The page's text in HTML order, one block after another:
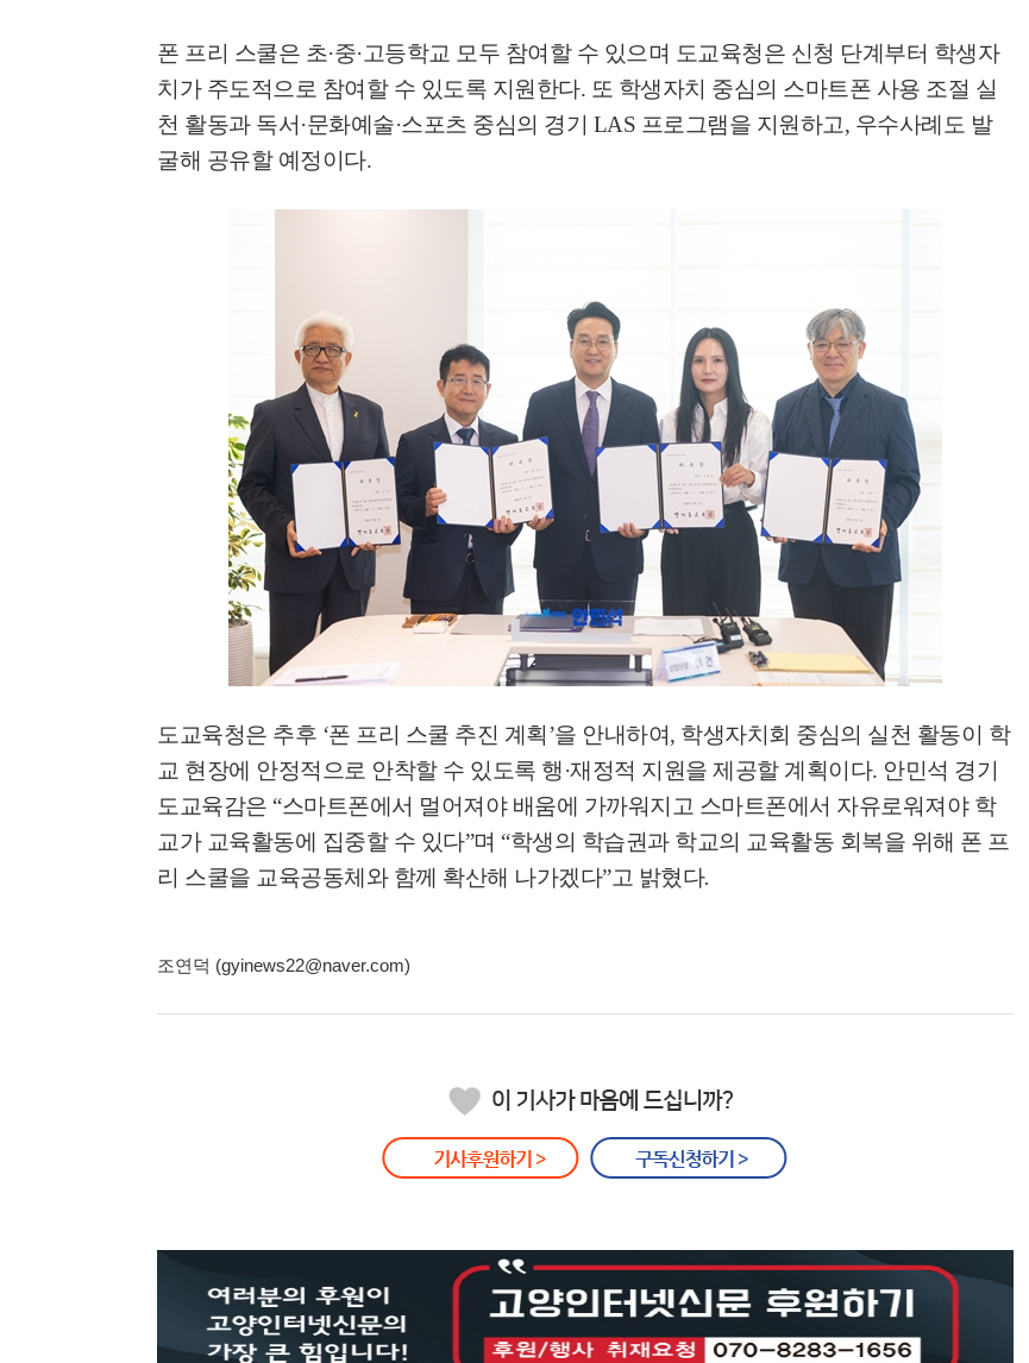
폰 프리 스쿨은 초·중·고등학교 모두 참여할 수 있으며 도교육청은 신청 단계부터 학생자
치가 주도적으로 참여할 수 있도록 지원한다. 또 학생자치 중심의 스마트폰 사용 조절 실
천 활동과 독서 ·문화예술·스포츠 중심의 경기 LAS 프로그램을 지원하고, 우수사례도 발
굴해 공유할 예정이다.
도교육청은 추후 ‘폰 프리 스쿨 추진 계획’을 안내하여, 학생자치회 중심의 실천 활동이 학
교 현장에 안정적으로 안착할 수 있도록 행·재정적 지원을 제공할 계획이다. 안민석 경기
도교육감은 “스마트폰에서 멀어져야 배움에 가까워지고 스마트폰에서 자유로워져야 학
교가 교육활동에 집중할 수 있다”며 “학생의 학습권과 학교의 교육활동 회복을 위해 폰 프
리 스쿨을 교육공동체와 함께 확산해 나가겠다”고 밝혔다.
조연덕 (gyinews22@naver.com)
고양환경에너지시설(소각장) 소방
훈련 실시
제30회 고양특례시장기 배드민턴대
회 개최